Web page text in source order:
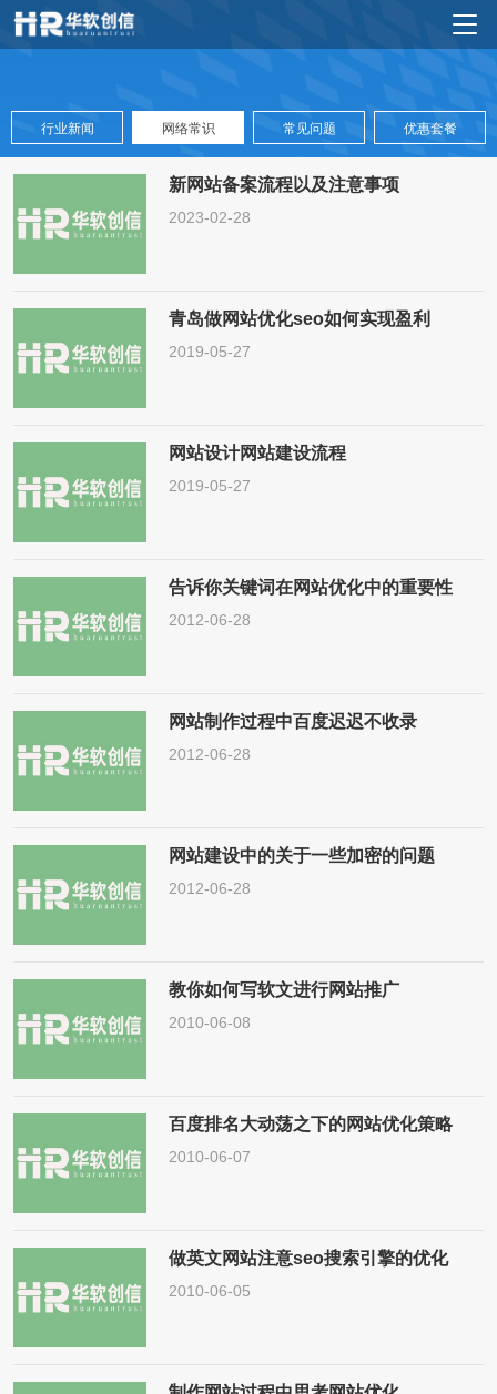
行业新闻 网络常识 常见问题 优惠套餐
新网站备案流程以及注意事项
2023-02-28
青岛做网站优化seo如何实现盈利
2019-05-27
网站设计网站建设流程
2019-05-27
告诉你关键词在网站优化中的重要性
2012-06-28
网站制作过程中百度迟迟不收录
2012-06-28
网站建设中的关于一些加密的问题
2012-06-28
教你如何写软文进行网站推广
2010-06-08
百度排名大动荡之下的网站优化策略
2010-06-07
做英文网站注意seo搜索引擎的优化
2010-06-05